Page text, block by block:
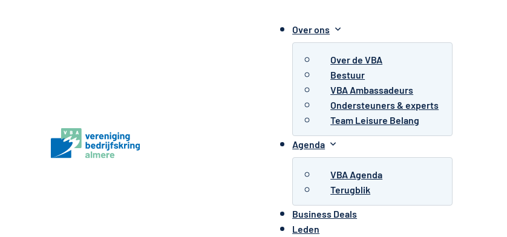
Over ons
Over de VBA
Bestuur
VBA Ambassadeurs
Ondersteuners & experts
Team Leisure Belang
Agenda
VBA Agenda
Terugblik
Business Deals
Leden